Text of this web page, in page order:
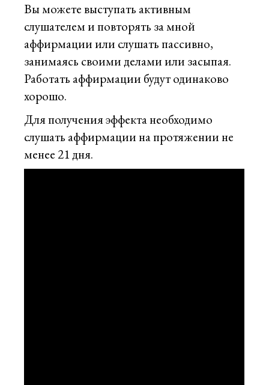
Вы можете выступать активным
слушателем и повторять за мной
аффирмации или слушать пассивно,
занимаясь своими делами или засыпая.
Работать аффирмации будут одинаково
хорошо.
Для получения эффекта необходимо
слушать аффирмации на протяжении не
менее 21 дня.